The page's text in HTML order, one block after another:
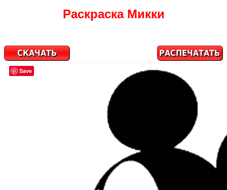
Раскраска Микки
Save